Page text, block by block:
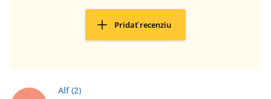
Pridať recenziu
Alf (2)